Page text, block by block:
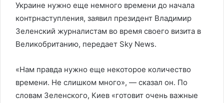
Украине нужно еще немного времени до начала
контрнаступления, заявил президент Владимир
Зеленский журналистам во время своего визита в
Великобританию, передает Sky News.
«Нам правда нужно еще некоторое количество
времени. Не слишком много», — сказал он. По
словам Зеленского, Киев «готовит очень важные